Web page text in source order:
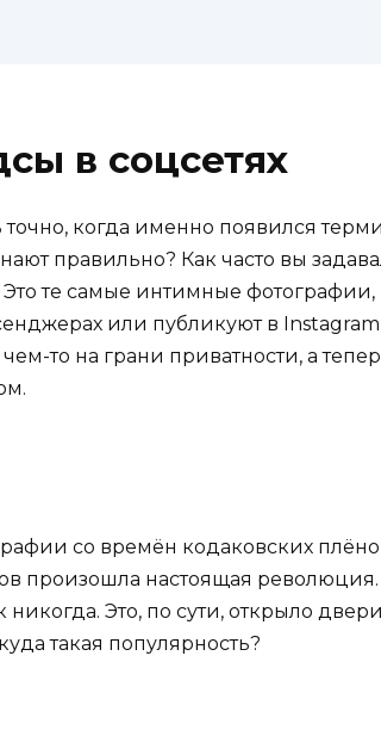
в соцсетях
точно, когда именно появился
правильно? Как часто вы
Это те самые интимные
или публикуют в
то на грани приватности, а
со времён кодаковских
произошла настоящая революция.
никогда. Это, по сути, открыло
такая популярность?